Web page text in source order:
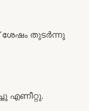
ശേഷം തുടർന്നു
എണീറ്റു.